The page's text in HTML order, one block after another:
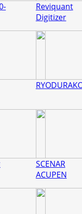
Reviquant
Digitizer
SCENAR
ACUPEN